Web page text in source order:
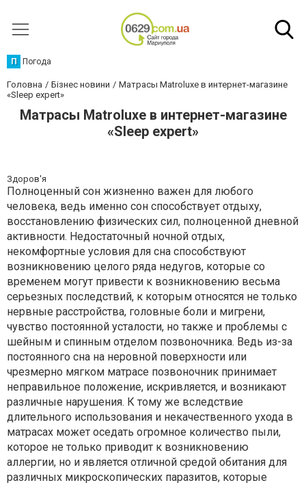
П Погода
Головна Бізнес новини
Матрасы Matroluxe в интернет-магазине
«Sleep expert»
Матрасы Matroluxe в интернет-магазине
«Sleep expert»
Здоров'я
Полноценный сон жизненно важен для любого
человека, ведь именно сон способствует отдыху,
восстановлению физических сил, полноценной дневной
активности. Недостаточный ночной отдых,
некомфортные условия для сна способствуют
возникновению целого ряда недугов, которые со
временем могут привести к возникновению весьма
серьезных последствий, к которым относятся не только
нервные расстройства, головные боли и мигрени,
чувство постоянной усталости, но также и проблемы с
шейным и спинным отделом позвоночника. Ведь из-за
постоянного сна на неровной поверхности или
чрезмерно мягком матрасе позвоночник принимает
неправильное положение, искривляется, и возникают
различные нарушения. К тому же вследствие
длительного использования и некачественного ухода в
матрасах может оседать огромное количество пыли,
которое не только приводит к возникновению
аллергии, но и является отличной средой обитания для
различных микроскопических паразитов, которые